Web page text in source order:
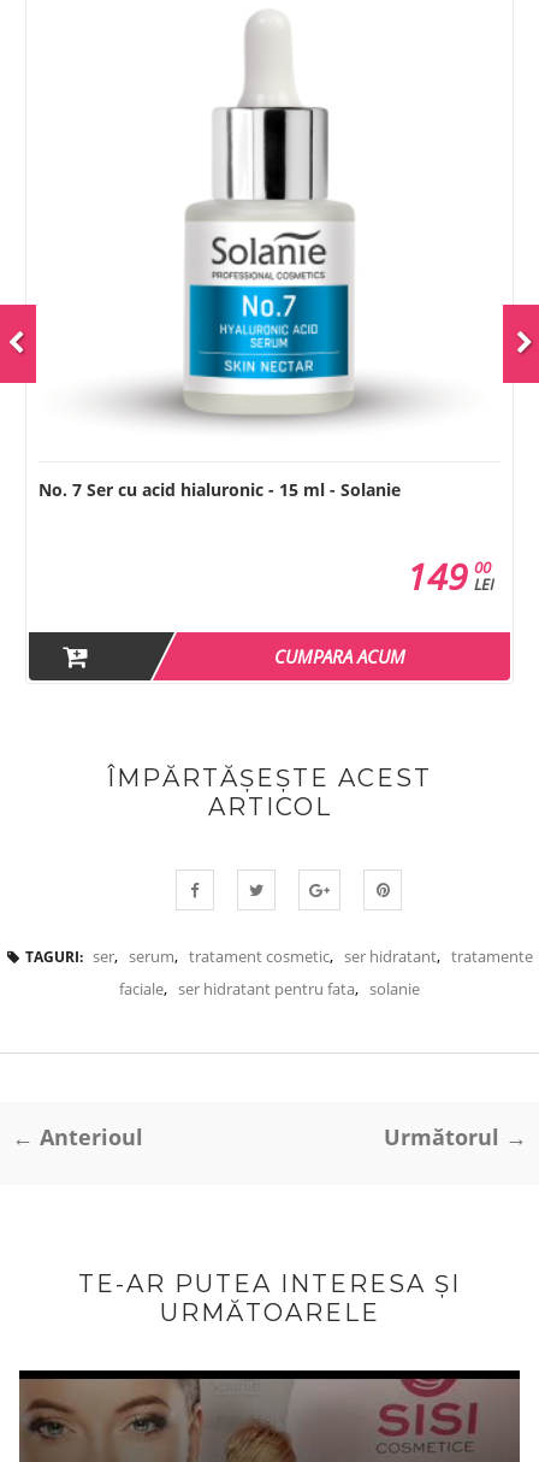
cu acid hialuronic - 15 ml - Solanie
CUMPARA ACUM
13900 LEI
( -24% )
ÎMPĂRTĂȘEȘTE ACEST
ARTICOL
TAGURI: ser, serum, tratament cosmetic, ser hidratant, tratamente
faciale, ser hidratant pentru fata, solanie
← Anterioul Următorul →
TE-AR PUTEA INTERESA ȘI
URMĂTOARELE